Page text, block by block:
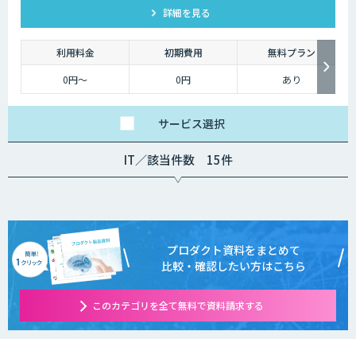
詳細を見る
利用料金 初期費用
無料プラン
0円～
0円 あり
サービス選択
IT／該当件数 15件
プロダクト資料をまとめて
比較・確認したい方はこちら
このカテゴリを全て無料で資料請求する